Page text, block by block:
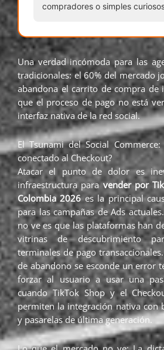
compradores o simples
Una verdad incómoda para las
tradicionales: el 60% del mercado
abandona el carrito de compra de
que el proceso de pago no está
interfaz nativa de la red social.
El Tsunami del Social
conectado al Checkout?
Atacar el punto de dolor es
infraestructura paravender por
Colombia 2026es la principal
para las campañas de Ads
no ve es que las plataformas han
vitrinas de descubrimiento
terminales de pago
de abandono se esconde un error
forzar al usuario a usar una
cuando TikTok Shop y el
permiten la integración nativa con
y pasarelas de última generación.